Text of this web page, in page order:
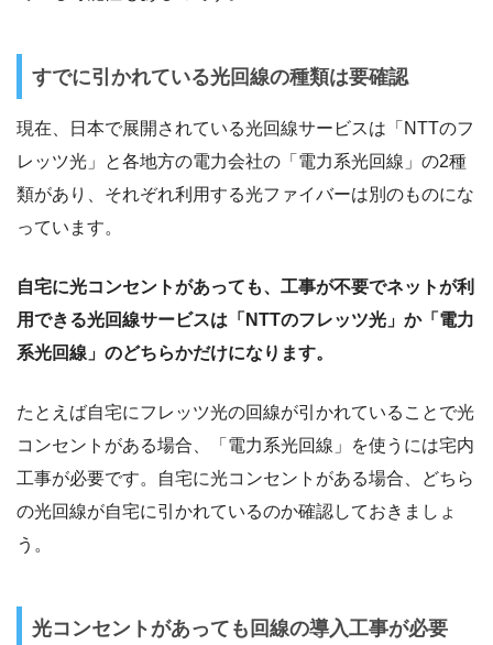
すでに引かれている光回線の種類は要確認
現在、日本で展開されている光回線サービスは「NTTのフ
レッツ光」と各地方の電力会社の「電力系光回線」の2種
類があり、それぞれ利用する光ファイバーは別のものにな
っています。
自宅に光コンセントがあっても、工事が不要でネットが利
用できる光回線サービスは「NTTのフレッツ光」か「電力
系光回線」のどちらかだけになります。
たとえば自宅にフレッツ光の回線が引かれていることで光
コンセントがある場合、「電力系光回線」を使うには宅内
工事が必要です。自宅に光コンセントがある場合、どちら
の光回線が自宅に引かれているのか確認しておきましょ
う。
光コンセントがあっても回線の導入工事が必要